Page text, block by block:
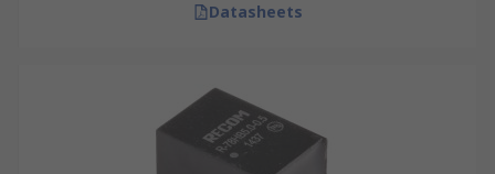
Datasheets